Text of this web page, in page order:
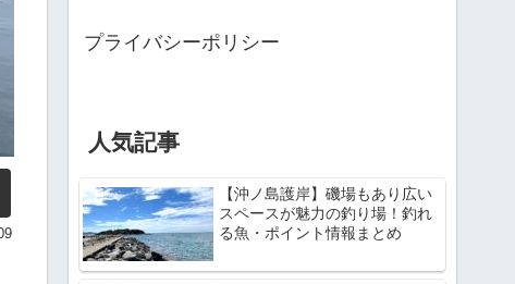
プライバシーポリシー
人気記事
【沖ノ島護岸】磯場もあり広い
スペースが魅力の釣り場！釣れ
る魚・ポイント情報まとめ